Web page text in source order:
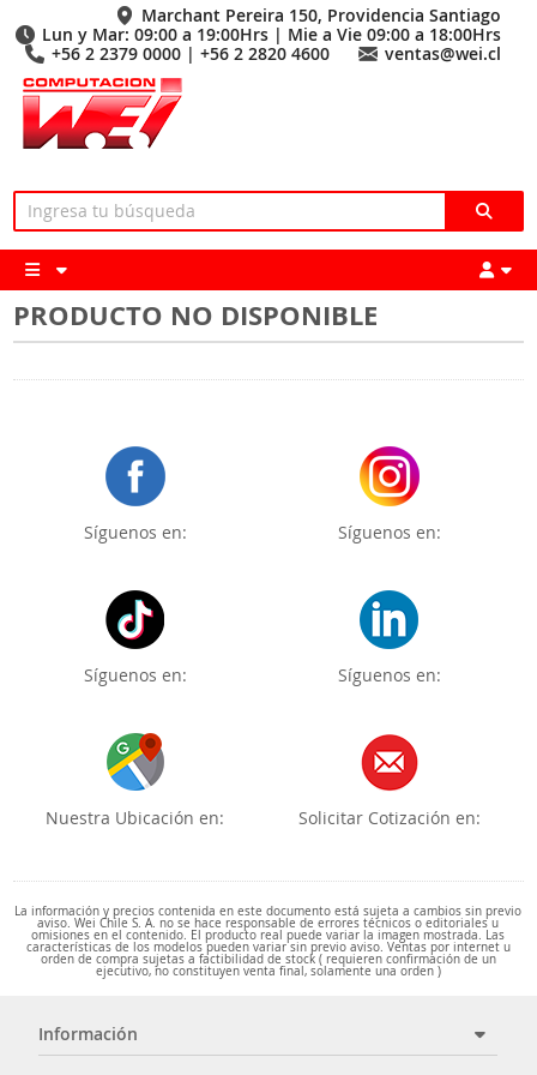
Marchant Pereira 150, Providencia Santiago
Lun y Mar: 09:00 a 19:00Hrs | Mie a Vie 09:00 a 18:00Hrs
+56 2 2379 0000 | +56 2 2820 4600
ventas@wei.cl
PRODUCTO NO DISPONIBLE
Síguenos en: Síguenos en:
Síguenos en: Síguenos en:
Nuestra Ubicación en: Solicitar Cotización en:
La información y precios contenida en este documento está sujeta a cambios sin previo
aviso. Wei Chile S. A. no se hace responsable de errores técnicos o editoriales u
omisiones en el contenido. El producto real puede variar la imagen mostrada. Las
características de los modelos pueden variar sin previo aviso. Ventas por internet u
orden de compra sujetas a factibilidad de stock ( requieren confirmación de un
ejecutivo, no constituyen venta final, solamente una orden )
Información